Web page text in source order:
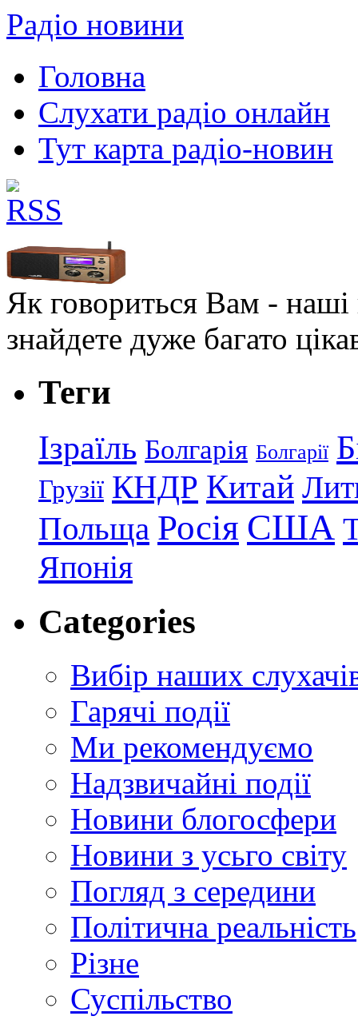
Радіо новини
Головна
Слухати радіо онлайн
Тут карта радіо-новин
Як говориться Вам - наші
знайдете дуже багато
Теги
Ізраїль Болгарія Болгарії
Грузії КНДР Китай
Польща Росія США
Японія
Categories
Вибір наших
Гарячі події
Ми рекомендуємо
Надзвичайні події
Новини блогосфери
Новини з усьго світу
Погляд з середини
Політична реальність
Різне
Суспільство